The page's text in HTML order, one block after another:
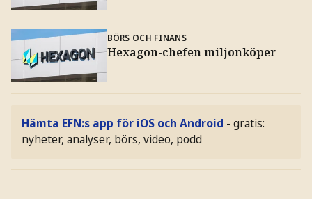
BÖRS OCH FINANS
Hexagon-chefen miljonköper
Hämta EFN:s app för iOS och Android - gratis:
nyheter, analyser, börs, video, podd